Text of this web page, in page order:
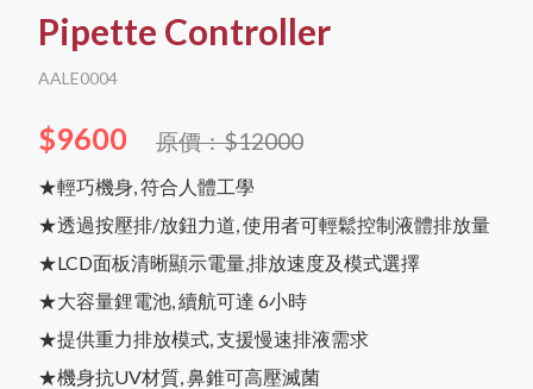
所有商品
biorion
Capricorn Scientific
Corning
iNtRON Biotechnology
核酸萃取與分析
DNA萃取
RNA萃取
蛋白萃取與分析
蛋白萃取與定量
蛋白純化
Western Blot相關
細胞培養 細胞分選與檢測
冷凍保存
塑膠耗材
污染防治
儀器耗材Agilent RTCA (xCelligence)
購物流程
會員需知
隱私權保護
免責聲明
Pipette Controller
AALE0004
$9600 原價：$12000
★輕巧機身, 符合人體工學
★透過按壓排/放鈕力道, 使用者可輕鬆控制液體排放量
★LCD面板清晰顯示電量,排放速度及模式選擇
★大容量鋰電池, 續航可達 6小時
★提供重力排放模式, 支援慢速排液需求
★機身抗UV材質, 鼻錐可高壓滅菌